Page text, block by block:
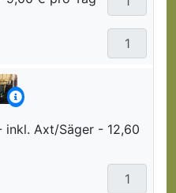
inkl. Axt/Säger - 12,60